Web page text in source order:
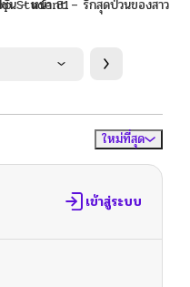
ใหม่ที่สุด
เข้าสู่ระบบ